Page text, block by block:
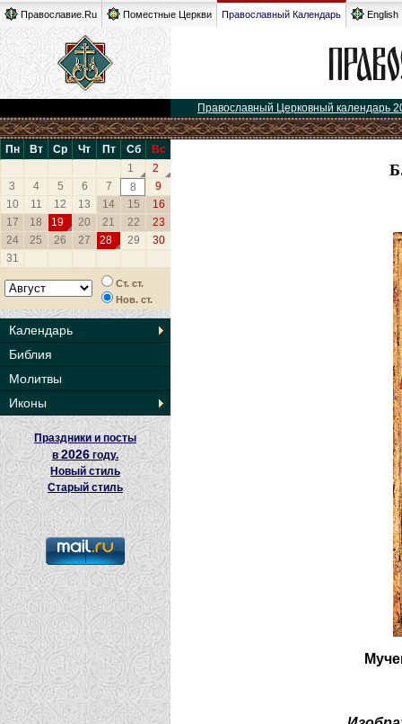
Православие.Ru Поместные Церкви Православный Календарь English
Православный Церковный календарь
Пн Вт Ср Чт Пт Сб
Вс
1
2
3
4 5 6 7 8
9
10
11 12 13 14 15
16
17
18 19 20 21 22
23
24
25 26 27 28 29
30
31
Ст. ст.
Нов. ст.
Календарь
Библия
Молитвы
Иконы
Праздники и посты
в2026 году.
Новый стиль
Старый стиль